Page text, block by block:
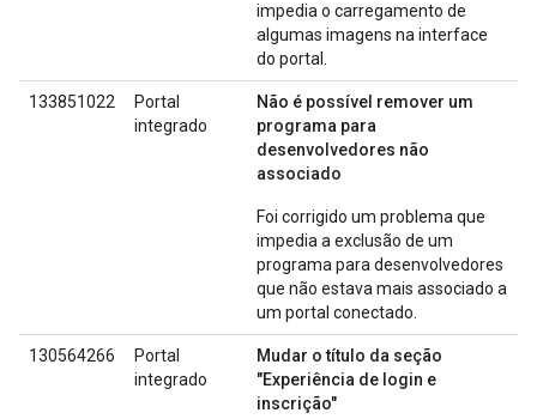
impedia o carregamento de
algumas imagens na interface
do portal.
133851022
Portal
integrado
Não é possível remover um
programa para
desenvolvedores não
associado
Foi corrigido um problema que
impedia a exclusão de um
programa para desenvolvedores
que não estava mais associado a
um portal conectado.
130564266
Portal
integrado
Mudar o título da seção
"Experiência de login e
inscrição"